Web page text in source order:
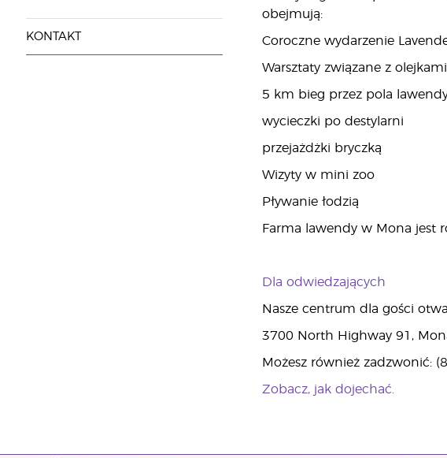
KONTAKT
obejmują:
Coroczne wydarzenie
Warsztaty związane z
5 km bieg przez pola
wycieczki po destylarni
przejażdżki bryczką
Wizyty w mini zoo
Pływanie łodzią
Farma lawendy w Mona jest
Dla odwiedzających
Nasze centrum dla gości
3700 North Highway 91,
Możesz również zadzwonić:
Zobacz, jak dojechać.